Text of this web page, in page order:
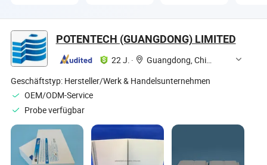
Ltd
POTENTECH (GUANGDONG) LIMITED
22 J. ·
Guangdong, China
Geschäftstyp: Hersteller/Werk & Handelsunternehmen
OEM/ODM-Service
Probe verfügbar